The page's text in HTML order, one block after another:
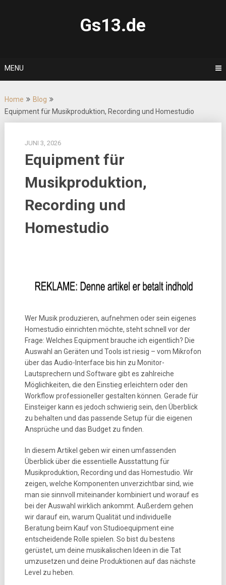
Gs13.de
MENU
Home
Blog
Equipment für Musikproduktion, Recording und Homestudio
JUNI 3, 2026
Equipment für
Musikproduktion,
Recording und
Homestudio
Wer Musik produzieren, aufnehmen oder sein eigenes
Homestudio einrichten möchte, steht schnell vor der
Frage: Welches Equipment brauche ich eigentlich? Die
Auswahl an Geräten und Tools ist riesig – vom Mikrofon
über das Audio-Interface bis hin zu Monitor-
Lautsprechern und Software gibt es zahlreiche
Möglichkeiten, die den Einstieg erleichtern oder den
Workflow professioneller gestalten können. Gerade für
Einsteiger kann es jedoch schwierig sein, den Überblick
zu behalten und das passende Setup für die eigenen
Ansprüche und das Budget zu finden.
In diesem Artikel geben wir einen umfassenden
Überblick über die essentielle Ausstattung für
Musikproduktion, Recording und das Homestudio. Wir
zeigen, welche Komponenten unverzichtbar sind, wie
man sie sinnvoll miteinander kombiniert und worauf es
bei der Auswahl wirklich ankommt. Außerdem gehen
wir darauf ein, warum Qualität und individuelle
Beratung beim Kauf von Studioequipment eine
entscheidende Rolle spielen. So bist du bestens
gerüstet, um deine musikalischen Ideen in die Tat
umzusetzen und deine Produktionen auf das nächste
Level zu heben.